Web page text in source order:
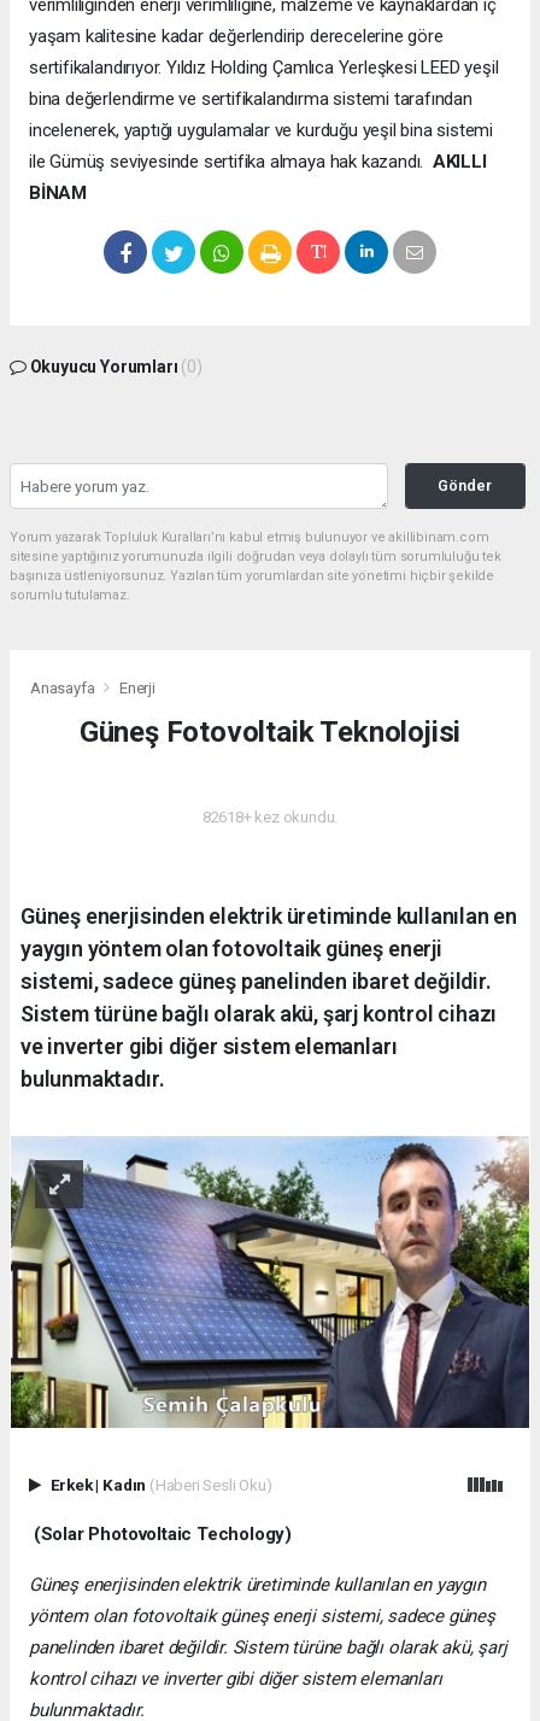
verimliliğinden enerji verimliliğine, malzeme ve kaynaklardan iç
yaşam kalitesine kadar değerlendirip derecelerine göre
sertifikalandırıyor. Yıldız Holding Çamlıca Yerleşkesi LEED yeşil
bina değerlendirme ve sertifikalandırma sistemi tarafından
incelenerek, yaptığı uygulamalar ve kurduğu yeşil bina sistemi
ile Gümüş seviyesinde sertifika almaya hak kazandı. AKILLI
BİNAM
Okuyucu Yorumları (0)
Gönder
Yorum yazarak Topluluk Kuralları’nı kabul etmiş bulunuyor ve akillibinam.com
sitesine yaptığınız yorumunuzla ilgili doğrudan veya dolaylı tüm sorumluluğu tek
başınıza üstleniyorsunuz. Yazılan tüm yorumlardan site yönetimi hiçbir şekilde
sorumlu tutulamaz.
Anasayfa Enerji
Güneş Fotovoltaik Teknolojisi
82618+ kez okundu.
Güneş enerjisinden elektrik üretiminde kullanılan en
yaygın yöntem olan fotovoltaik güneş enerji
sistemi, sadece güneş panelinden ibaret değildir.
Sistem türüne bağlı olarak akü, şarj kontrol cihazı
ve inverter gibi diğer sistem elemanları
bulunmaktadır.
Erkek| Kadın (Haberi Sesli Oku)
(Solar Photovoltaic Techology)
Güneş enerjisinden elektrik üretiminde kullanılan en yaygın
yöntem olan fotovoltaik güneş enerji sistemi, sadece güneş
panelinden ibaret değildir. Sistem türüne bağlı olarak akü, şarj
kontrol cihazı ve inverter gibi diğer sistem elemanları
bulunmaktadır.